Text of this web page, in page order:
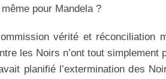
pour Mandela ?
vérité et réconciliation
les Noirs n’ont tout
planifié l’extermination des